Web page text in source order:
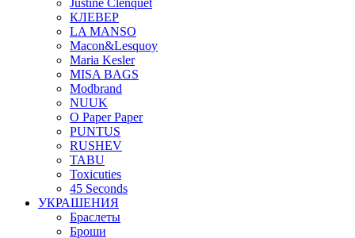
Justine Clenquet
КЛЕВЕР
LA MANSO
Macon&Lesquoy
Maria Kesler
MISA BAGS
Modbrand
NUUK
O Paper Paper
PUNTUS
RUSHEV
TABU
Toxicuties
45 Seconds
УКРАШЕНИЯ
Браслеты
Броши